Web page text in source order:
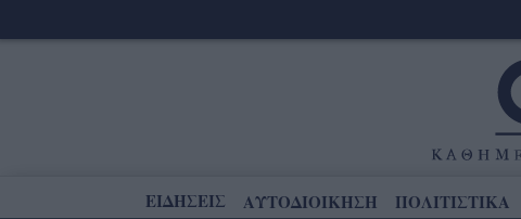
ΕΙΔΗΣΕΙΣ ΑΥΤΟΔΙΟΙΚΗΣΗ ΠΟΛΙΤΙΣΤΙΚΑ